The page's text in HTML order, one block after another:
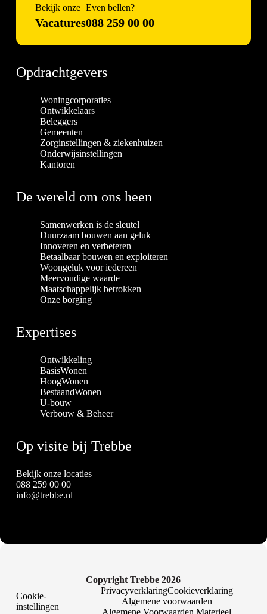
Bekijk onze
Vacatures
Even bellen?
088 259 00 00
Opdrachtgevers
Woningcorporaties
Ontwikkelaars
Beleggers
Gemeenten
Zorginstellingen & ziekenhuizen
Onderwijsinstellingen
Kantoren
De wereld om ons heen
Samenwerken is de sleutel
Duurzaam bouwen aan geluk
Innoveren en verbeteren
Betaalbaar bouwen en exploiteren
Woongeluk voor iedereen
Meervoudige waarde
Maatschappelijk betrokken
Onze borging
Expertises
Ontwikkeling
BasisWonen
HoogWonen
BestaandWonen
U-bouw
Verbouw & Beheer
Op visite bij Trebbe
Bekijk onze locaties
088 259 00 00
info@trebbe.nl
Copyright Trebbe 2026
Cookie-
instellingen
PrivacyverklaringCookieverklaring
Algemene voorwaarden
Algemene Voorwaarden Materieel